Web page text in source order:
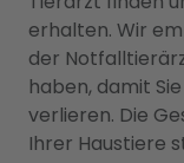
erhalten. Wir
der
haben, damit
verlieren. Die
Ihrer Haustiere